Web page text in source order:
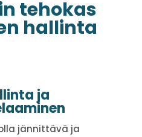
tehokas
hallinta
ja
jännittävä ja